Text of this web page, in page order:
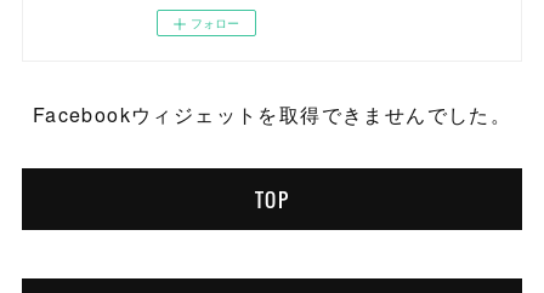
フォロー
Facebookウィジェットを取得できませんでした。
TOP